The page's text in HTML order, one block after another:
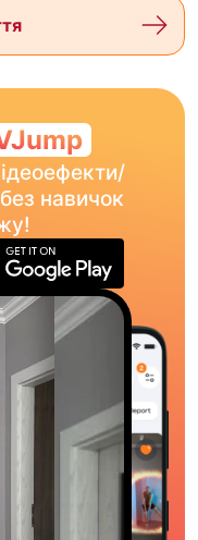
навичок